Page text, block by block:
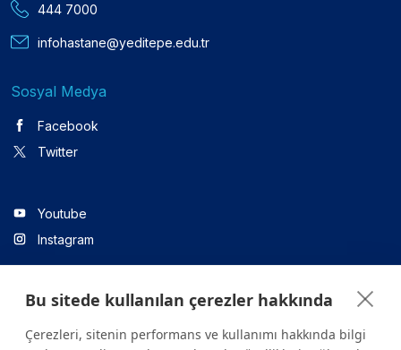
444 7000
infohastane@yeditepe.edu.tr
Sosyal Medya
Facebook
Twitter
Youtube
Instagram
Linkedin
Bu sitede kullanılan çerezler hakkında
Çerezleri, sitenin performans ve kullanımı hakkında bilgi